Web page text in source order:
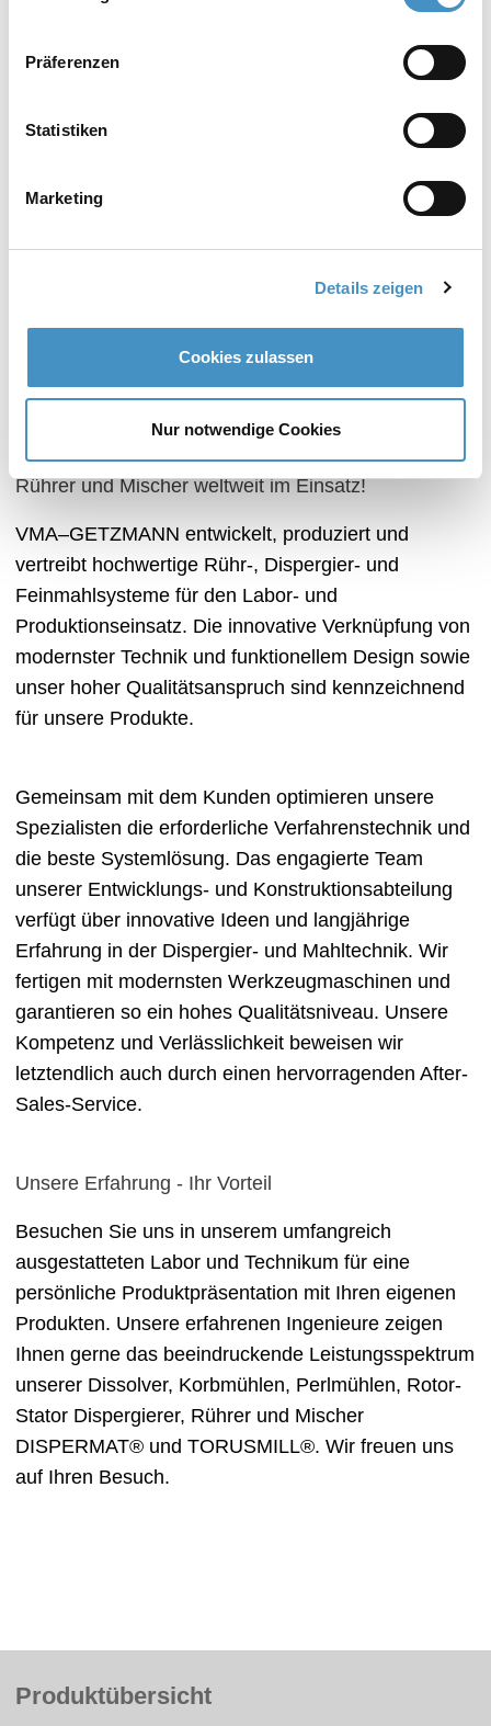
Präferenzen
Statistiken
Marketing
Details zeigen
Cookies zulassen
Nur notwendige Cookies
Behälter-Festspannvorrichtung KB
Behälter-Festspannvorrichtung HS
Langlebige und hocheffiziente Dissolver,
Korbmühlen, Perlmühlen, Rotor-Stator Dispergierer,
Rührer und Mischer weltweit im Einsatz!
VMA‒GETZMANN entwickelt, produziert und
vertreibt hochwertige Rühr-, Dispergier- und
Feinmahlsysteme für den Labor- und
Produktionseinsatz. Die innovative Verknüpfung von
modernster Technik und funktionellem Design sowie
unser hoher Qualitätsanspruch sind kennzeichnend
für unsere Produkte.
Gemeinsam mit dem Kunden optimieren unsere
Spezialisten die erforderliche Verfahrenstechnik und
die beste Systemlösung. Das engagierte Team
unserer Entwicklungs- und Konstruktionsabteilung
verfügt über innovative Ideen und langjährige
Erfahrung in der Dispergier- und Mahltechnik. Wir
fertigen mit modernsten Werkzeugmaschinen und
garantieren so ein hohes Qualitätsniveau. Unsere
Kompetenz und Verlässlichkeit beweisen wir
letztendlich auch durch einen hervorragenden After-
Sales-Service.
Unsere Erfahrung - Ihr Vorteil
Besuchen Sie uns in unserem umfangreich
ausgestatteten Labor und Technikum für eine
persönliche Produktpräsentation mit Ihren eigenen
Produkten. Unsere erfahrenen Ingenieure zeigen
Ihnen gerne das beeindruckende Leistungsspektrum
unserer Dissolver, Korbmühlen, Perlmühlen, Rotor-
Stator Dispergierer, Rührer und Mischer
DISPERMAT® und TORUSMILL®. Wir freuen uns
auf Ihren Besuch.
Produktübersicht